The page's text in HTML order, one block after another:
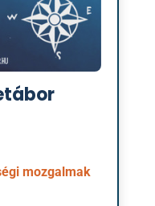
mozgalmak